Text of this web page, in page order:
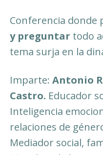
Conferencia donde
y preguntar todo
tema surja en la
Imparte: Antonio
Castro. Educador
Inteligencia
relaciones de
Mediador social,